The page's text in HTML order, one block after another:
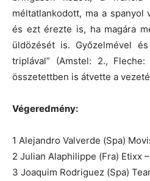
méltatlankodott, ma a
és ezt érezte is, ha magára
üldözését is. Győzelmével
triplával” (Amstel: 2.,
összetettben is átvette a
Végeredmény:
1 Alejandro Valverde (Spa)
2 Julian Alaphilippe (Fra) Etixx
3 Joaquim Rodriguez (Spa)